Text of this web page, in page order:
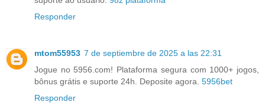
Responder
mtom55953 7 de septiembre de 2025 a las 22:31
Jogue no 5956.com! Plataforma segura com 1000+ jogos,
bônus grátis e suporte 24h. Deposite agora. 5956bet
Responder